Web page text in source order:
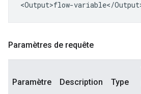
Paramètres de requête
Paramètre Description Type